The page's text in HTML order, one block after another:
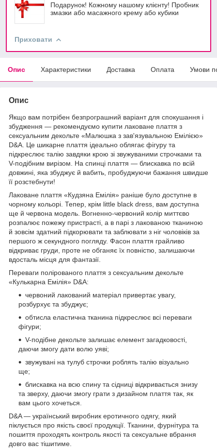
Подарунок! Кожному нашому клієнту! Пробник
змазки або масажного крему або кубики
Приховати
Опис Характеристики Доставка Оплата Умови
Опис
Якщо вам потрібен безпрограшний варіант для спокушання і
збудження — рекомендуємо купити лаковане плаття з
сексуальним декольте «Малюшка з зав'язувальною Емілією»
D&A. Це шикарне плаття ідеально облягає фігуру та
підкреслює талію завдяки крою зі звужуваними строчками та
V-подібним вирізом. На спинці плаття — блискавка по всій
довжині, яка збуджує й вабить, пробуджуючи бажання швидше
її розстебнути!
Лаковане плаття «Кудзяна Емілія» раніше було доступне в
чорному кольорі. Тепер, крім little black dress, вам доступна
ще й червона модель. Вогненно-червоний колір миттєво
розпалює пожежу пристрасті, а в парі з лакованою тканиною
й зовсім здатний підкорювати та заблювати з ніг чоловіків за
першого ж секундного погляду. Фасон плаття грайливо
відкриває груди, проте не обганяє їх повністю, залишаючи
вдосталь місця для фантазії.
Переваги полірованого плаття з сексуальним декольте
«Кулькарна Емілія» D&A:
червоний лакований матеріал привертає увагу,
розбурхує та збуджує;
обтисла еластична тканина підкреслює всі переваги
фігури;
V-подібне декольте залишає елемент загадковості,
даючи змогу дати волю уяві;
звужувані на тулуб строчки роблять талію візуально
ще;
блискавка на всю спину та сідниці відкривається знизу
та зверху, даючи змогу грати з дизайном плаття так, як
вам цього хочеться.
D&A — український виробник еротичного одягу, який
піклується про якість своєї продукції. Тканини, фурнітура та
пошиття проходять контроль якості та сексуальне вбрання
довго вас тішитиме.